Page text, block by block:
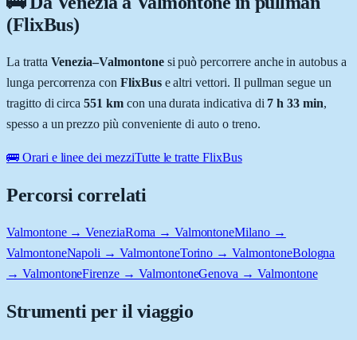
(FlixBus)
La tratta Venezia–Valmontonesi può percorrere anche in autobus a
lunga percorrenza con FlixBuse altri vettori. Il pullman segue un
tragitto di circa 551 kmcon una durata indicativa di 7 h 33 min,
spesso a un prezzo più conveniente di auto o treno.
🚌 Orari e linee dei mezziTutte le tratte FlixBus
Percorsi correlati
Valmontone → VeneziaRoma → ValmontoneMilano →
ValmontoneNapoli → ValmontoneTorino → ValmontoneBologna
→ ValmontoneFirenze → ValmontoneGenova → Valmontone
Strumenti per il viaggio